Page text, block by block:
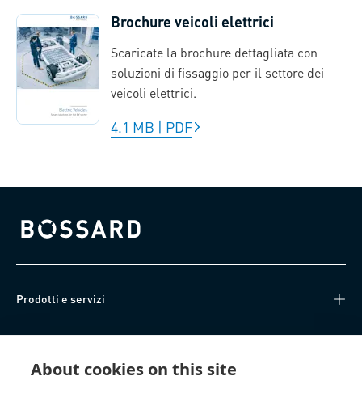
About cookies on this site
Brochure veicoli elettrici
Scaricate la brochure dettagliata con
soluzioni di fissaggio per il settore dei
veicoli elettrici.
4.1 MB | PDF
Bossard homepage
Prodotti e servizi
Knowledge Hub